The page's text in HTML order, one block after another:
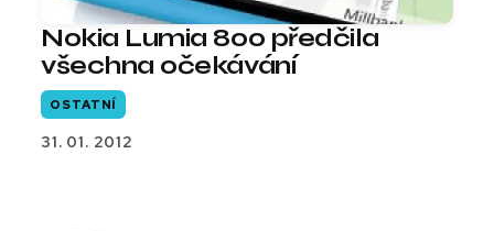
Nokia Lumia 800 předčila
všechna očekávání
OSTATNÍ
31. 01. 2012